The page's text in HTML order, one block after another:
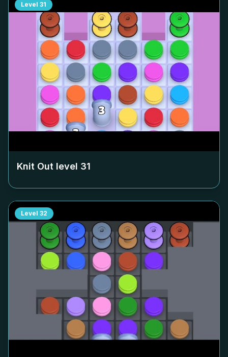
Level 31
Knit Out level 31
Level 32